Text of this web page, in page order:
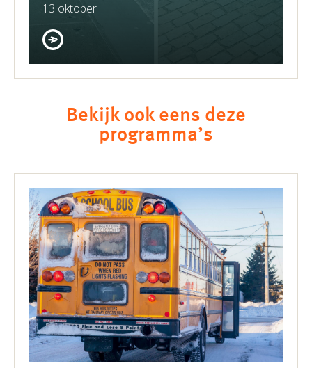
13 oktober
Bekijk ook eens deze
programma’s